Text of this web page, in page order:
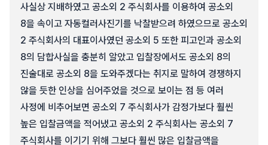
사실상 지배하였고 공소외 2 주식회사를 이용하여 공소외
8을 속이고 자동컬러사진기를 낙찰받으려 하였으므로 공소외
2 주식회사의 대표이사였던 공소외 5 또한 피고인과 공소외
8의 담합사실을 충분히 알았고 입찰장에서도 공소외 8의
진술대로 공소외 8을 도와주겠다는 취지로 말하여 경쟁하지
않을 듯한 인상을 심어주었을 것으로 보이는 점 등 여러
사정에 비추어보면 공소외 7 주식회사가 감정가보다 훨씬
높은 입찰금액을 적어냈고 공소외 2 주식회사는 공소외 7
주식회사를 이기기 위해 그보다 훨씬 많은 입찰금액을